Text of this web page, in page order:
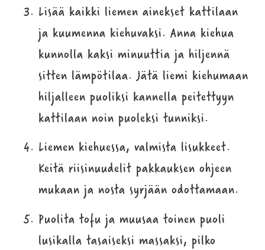
Lisää kaikki liemen ainekset kattilaan
ja kuumenna kiehuvaksi. Anna kiehua
kunnolla kaksi minuuttia ja hiljennä
sitten lämpötilaa. Jätä liemi kiehumaan
hiljalleen puoliksi kannella peitettyyn
kattilaan noin puoleksi tunniksi.
Liemen kiehuessa, valmista lisukkeet.
Keitä riisinuudelit pakkauksen ohjeen
mukaan ja nosta syrjään odottamaan.
Puolita tofu ja muusaa toinen puoli
lusikalla tasaiseksi massaksi, pilko